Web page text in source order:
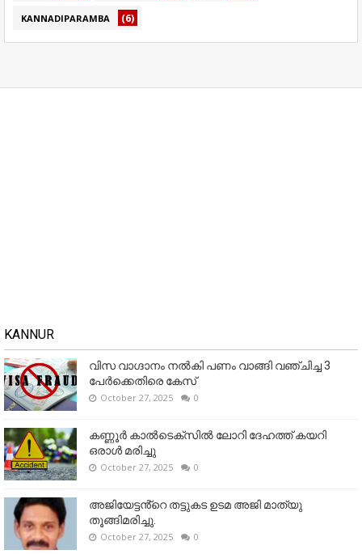
KANNADIPARAMBA (6)
KANNUR
വിസ വാഗ്ദാനം നൽകി പണം വാങ്ങി വഞ്ചിച്ച 3
പേർക്കെതിരെ കേസ്
October 27, 2025 0
കണ്ണൂര്‍ കാല്‍ടെക്‌സില്‍ ലോറി ദേഹത്ത് കയറി
ഒരാള്‍ മരിച്ചു
October 27, 2025 0
അജിയേട്ടൻ്റെ തട്ടുകട ഉടമ അജി മാത്യു
തൂങ്ങിമരിച്ചു.
October 27, 2025 0